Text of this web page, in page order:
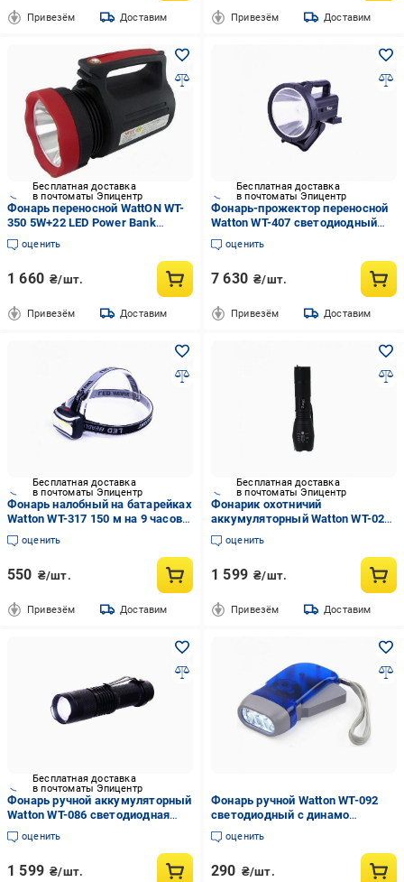
Привезём Доставим Привезём Доставим
Бесплатная доставка
в почтоматы Эпицентр
Фонарь переносной WattON WT-
350 5W+22 LED Power Bank
(1806488518)
оценить
1 660 ₴/шт.
Привезём Доставим
Бесплатная доставка
в почтоматы Эпицентр
Фонарь-прожектор переносной
Watton WT-407 светодиодный
аккумуляторный с ручкой
(1856101390)
оценить
7 630 ₴/шт.
Привезём Доставим
Бесплатная доставка
в почтоматы Эпицентр
Фонарь налобный на батарейках
Watton WT-317 150 м на 9 часов
работы
оценить
550 ₴/шт.
Привезём Доставим
Бесплатная доставка
в почтоматы Эпицентр
Фонарик охотничий
аккумуляторный Watton WT-023
TX6 2000 Lm 10W
оценить
1 599 ₴/шт.
Привезём Доставим
Бесплатная доставка
в почтоматы Эпицентр
Фонарь ручной аккумуляторный
Watton WT-086 светодиодная
зарядка USB/сеть
оценить
1 599 ₴/шт.
Фонарь ручной Watton WT-092
светодиодный с динамо
машиной
оценить
290 ₴/шт.